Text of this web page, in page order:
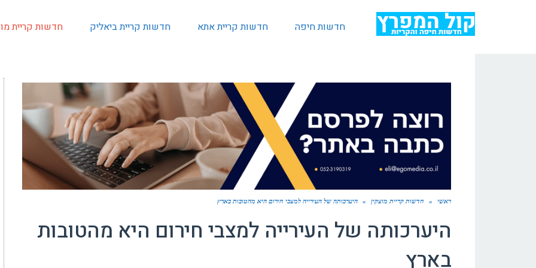
חדשות חיפה חדשות קריית אתא חדשות קריית ביאליק חדשות קריית
ראשי » חדשות קריית מוצקין » היערכותה של העירייה למצבי חירום היא מהטובות בארץ
היערכותה של העירייה למצבי חירום היא מהטובות
בארץ